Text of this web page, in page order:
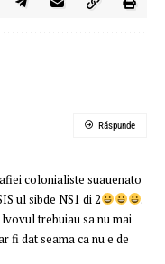
colonialiste suauenato
ul sibde NS1 di 2
.
trebuiau sa nu mai
fi dat seama ca nu e de
Răspunde